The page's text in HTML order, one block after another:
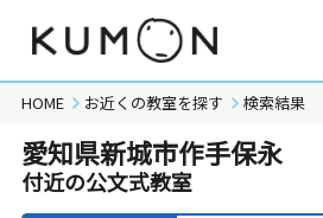
HOME お近くの教室を探す 検索結果
愛知県新城市作手保永
付近の公文式教室